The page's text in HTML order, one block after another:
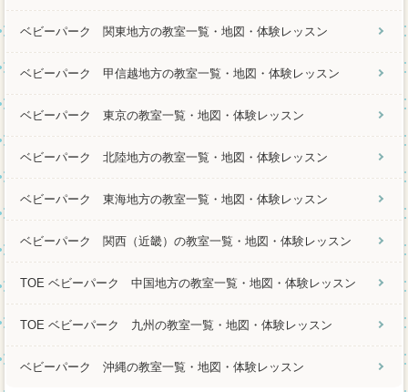
ベビーパーク 関東地方の教室一覧・地図・体験レッスン
ベビーパーク 甲信越地方の教室一覧・地図・体験レッスン
ベビーパーク 東京の教室一覧・地図・体験レッスン
ベビーパーク 北陸地方の教室一覧・地図・体験レッスン
ベビーパーク 東海地方の教室一覧・地図・体験レッスン
ベビーパーク 関西（近畿）の教室一覧・地図・体験レッスン
TOE ベビーパーク 中国地方の教室一覧・地図・体験レッスン
TOE ベビーパーク 九州の教室一覧・地図・体験レッスン
ベビーパーク 沖縄の教室一覧・地図・体験レッスン